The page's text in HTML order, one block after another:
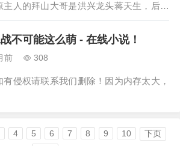
人的拜山大哥是洪兴龙头蒋天生，后台
世自己最爱玩的捕...
不可能这么萌 - 在线小说！
前 308
侵权请联系我们删除！因为内存太大，
4 5 6 7 8 9 10
下页